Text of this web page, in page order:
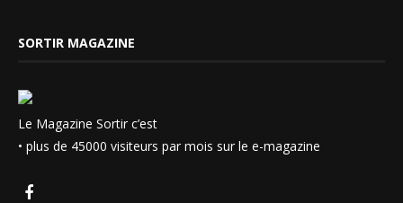
SORTIR MAGAZINE
Le Magazine Sortir c’est
• plus de 45000 visiteurs par mois sur le e-magazine